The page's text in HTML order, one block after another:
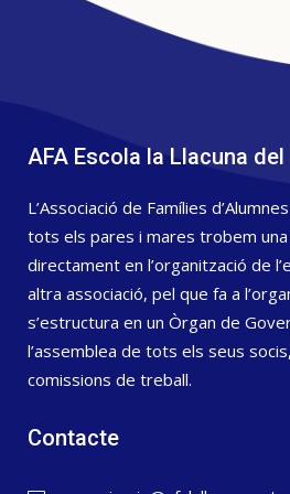
AFA Escola la Llacuna
L’Associació de Famílies
tots els pares i mares trobem
directament en l’organització de
altra associació, pel que fa a
s’estructura en un Òrgan de
l’assemblea de tots els seus
comissions de treball.
Contacte